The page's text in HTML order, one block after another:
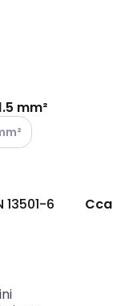
mm²
olevat
käytettävissä olevat
6
Cca